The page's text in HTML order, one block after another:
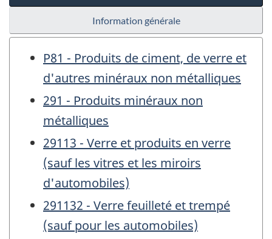
Information générale
P81 - Produits de ciment, de verre et
d'autres minéraux non métalliques
291 - Produits minéraux non
métalliques
29113 - Verre et produits en verre
(sauf les vitres et les miroirs
d'automobiles)
291132 - Verre feuilleté et trempé
(sauf pour les automobiles)